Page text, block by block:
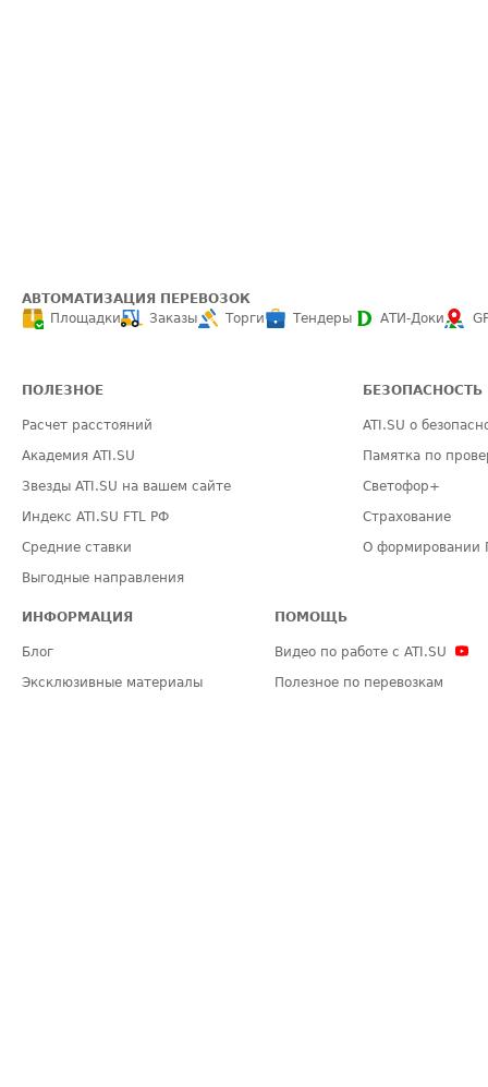
АВТОМАТИЗАЦИЯ ПЕРЕВОЗОК
Площадки
Заказы Торги Тендеры АТИ-Доки
ПОЛЕЗНОЕ
Расчет расстояний
Академия ATI.SU
Звезды ATI.SU на вашем сайте
Индекс ATI.SU FTL РФ
Средние ставки
Выгодные направления
БЕЗОПАСНОСТЬ
ATI.SU о
Памятка по
Светофор+
Страхование
О формировании
ИНФОРМАЦИЯ
Блог
Эксклюзивные материалы
ПОМОЩЬ
Видео по работе с ATI.SU
Полезное по перевозкам